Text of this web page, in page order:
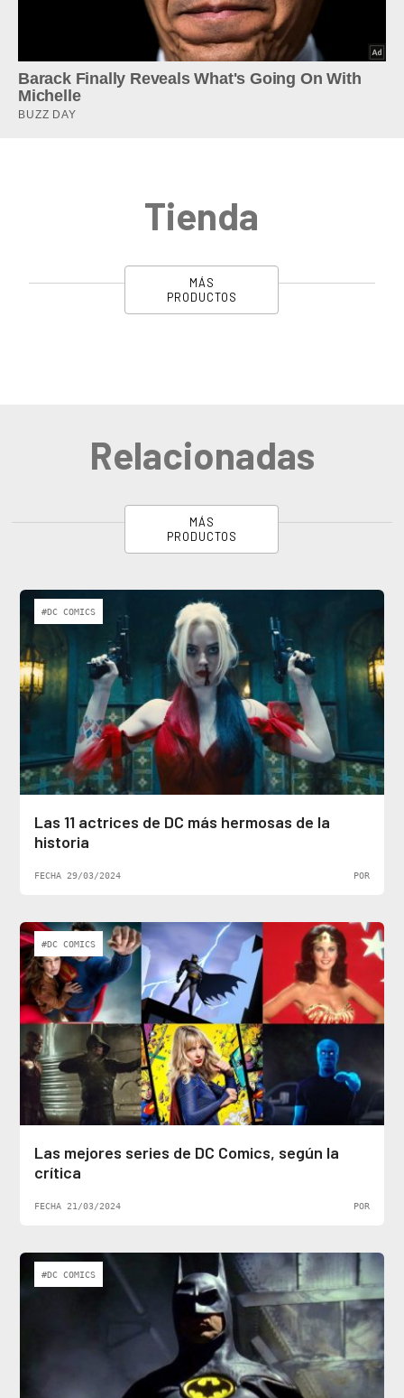
Tienda
MÁS
PRODUCTOS
Relacionadas
MÁS
PRODUCTOS
#DC COMICS
Las 11 actrices de DC más hermosas de la
historia
FECHA 29/03/2024 POR
#DC COMICS
Las mejores series de DC Comics, según la
crítica
FECHA 21/03/2024 POR
#DC COMICS